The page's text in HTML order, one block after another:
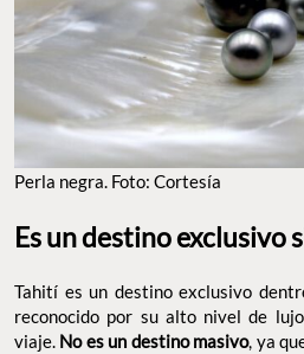
Perla negra. Foto: Cortesía
Es un destino exclusivo
Tahití es un destino exclusivo
reconocido por su alto nivel de
viaje. No es un destino masivo, ya